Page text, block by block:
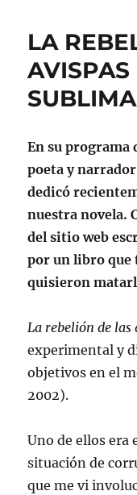
LA
En su programa
poeta y
dedicó
nuestra novela.
del sitio web
por un libro que
quisieron
La rebelión de las
experimental y
objetivos en el
2002).
Uno de ellos
situación de
que me vi